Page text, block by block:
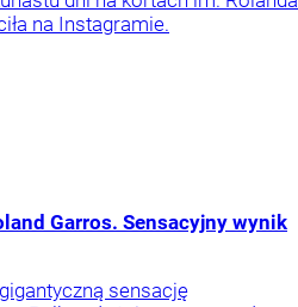
na Instagramie.
Garros. Sensacyjny wynik
sensację